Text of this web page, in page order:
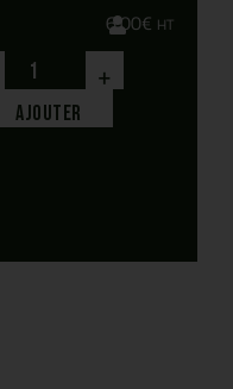
6,00€ HT
+
Ajouter